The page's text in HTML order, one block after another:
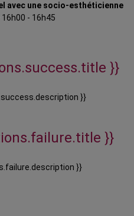
avec une socio-esthéticienne
16h00 - 16h45
}}
}}
}}
}}